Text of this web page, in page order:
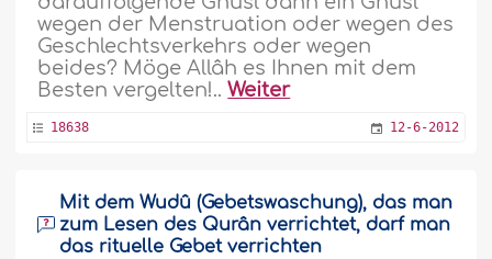
wegen der Menstruation oder wegen des
Geschlechtsverkehrs oder wegen
beides? Möge Allâh es Ihnen mit dem
Besten vergelten!..Weiter
18638 12-6-2012
Mit dem Wudû (Gebetswaschung), das man
zum Lesen des Qurân verrichtet, darf man
das rituelle Gebet verrichten